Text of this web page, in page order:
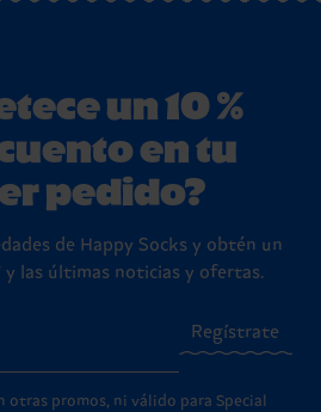
un 10 %
en tu
pedido?
de Happy Socks y obtén un
y las últimas noticias y ofertas.
Regístrate
otras promos, ni válido para Special